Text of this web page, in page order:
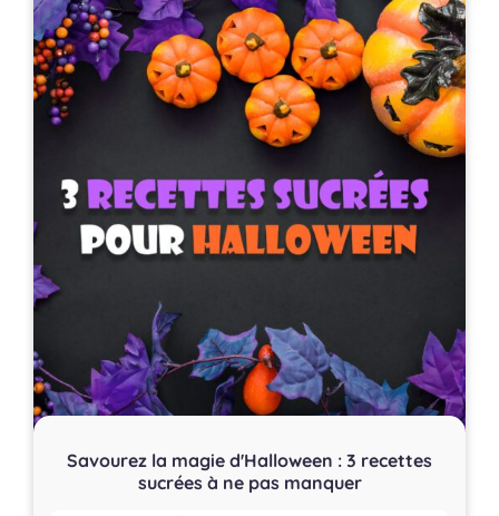
Savourez la magie d'Halloween : 3 recettes
sucrées à ne pas manquer